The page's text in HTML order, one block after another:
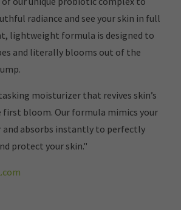
radiance and see your skin in full
lightweight formula is designed to
and literally blooms out of the
moisturizer that revives skin’s
bloom. Our formula mimics your
and absorbs instantly to perfectly
protect your skin."